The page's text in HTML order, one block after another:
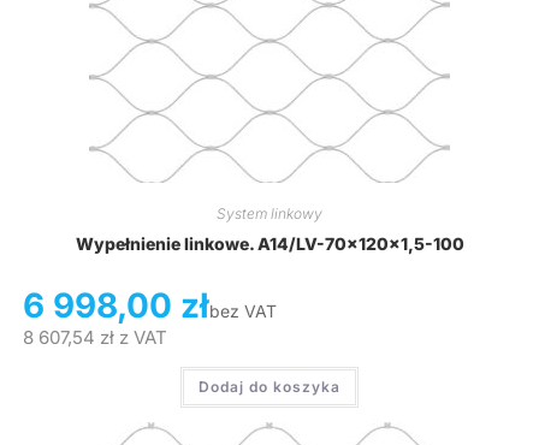
System linkowy
Wypełnienie linkowe. A14/LV-70x120x1,5-100
6 998,00 złbez VAT
8 607,54 złz VAT
Dodaj do koszyka